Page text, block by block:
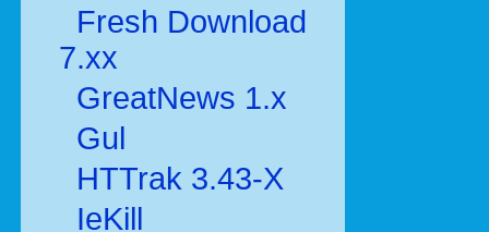
Fresh Download
7.xx
GreatNews 1.x
Gul
HTTrak 3.43-X
IeKill